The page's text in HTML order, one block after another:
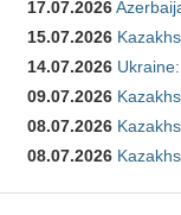
17.07.2026
15.07.2026
14.07.2026
09.07.2026
08.07.2026
08.07.2026